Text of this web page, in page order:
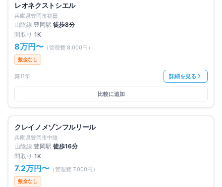
仲介手数料無料
レオネクストシエル
兵庫県豊岡市福田
山陰線 豊岡駅 徒歩8分
間取り 1K
8万円 〜 （管理費 8,000円 ）
敷金なし
築11年 詳細を見る
比較に追加
仲介手数料無料
クレイノメゾンフルリール
兵庫県豊岡市中陰
山陰線 豊岡駅 徒歩16分
間取り 1K
7.2万円 〜 （管理費 7,000円 ）
敷金なし